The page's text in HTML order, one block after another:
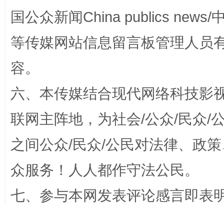
“蜀中异人”王建安的艺术幻境
国公众新闻China publics news/
等传媒网站信息留言板管理人员
容。
六、本传媒结合现代网络科技影
联网主阵地，为社会/公众/民众/
之间公众/民众/公民对法律、政
众服务！人人都作守法公民。
七、参与本网发表评论感言即表